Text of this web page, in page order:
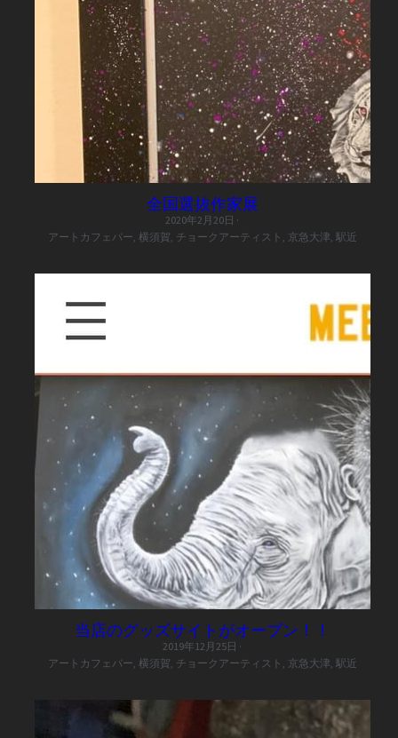
全国選抜作家展
2020年2月20日 ·
アートカフェバー, 横須賀, チョークアーティスト, 京急大津, 駅近
当店のグッズサイトがオープン！！
2019年12月25日 ·
アートカフェバー, 横須賀, チョークアーティスト, 京急大津, 駅近